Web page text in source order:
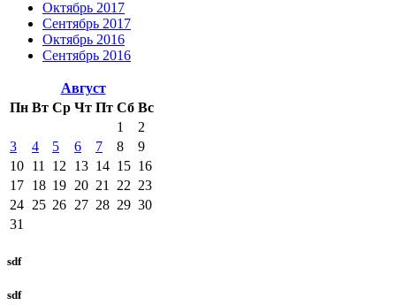
Октябрь 2017
Сентябрь 2017
Октябрь 2016
Сентябрь 2016
Август
Пн Вт Ср Чт Пт Сб Вс
1
2
3
4 5 6 7 8
9
10 11 12 13 14 15 16
17 18 19 20 21 22 23
24 25 26 27 28 29 30
31
sdf
sdf